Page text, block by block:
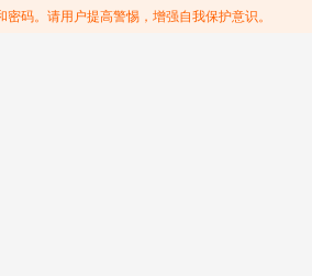
码。请用户提高警惕，增强自我保护意识。